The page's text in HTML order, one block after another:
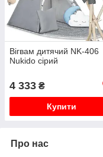
Вігвам дитячий NK-406
Nukido сірий
4 333 ₴
Купити
Про нас